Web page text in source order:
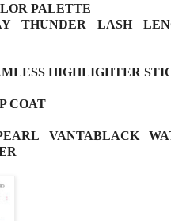
PALETTE
THUNDER LASH
HIGHLIGHTER
COAT
VANTABLACK